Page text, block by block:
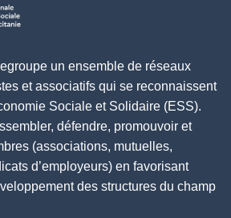
un ensemble de réseaux
et associatifs qui se reconnaissent
Sociale et Solidaire (ESS).
défendre, promouvoir et
(associations, mutuelles,
d’employeurs) en favorisant
des structures du champ